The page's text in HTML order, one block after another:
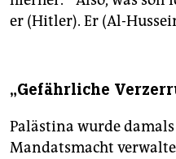
er (Hitler). Er (Al-
„Gefährliche
Palästina wurde
Mandatsmacht